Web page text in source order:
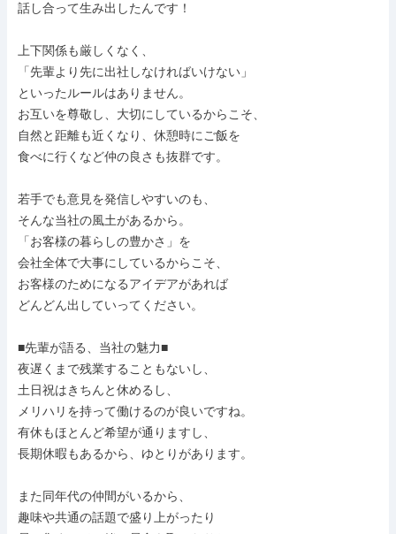
話し合って生み出したんです！
上下関係も厳しくなく、
「先輩より先に出社しなければいけない」
といったルールはありません。
お互いを尊敬し、大切にしているからこそ、
自然と距離も近くなり、休憩時にご飯を
食べに行くなど仲の良さも抜群です。
若手でも意見を発信しやすいのも、
そんな当社の風土があるから。
「お客様の暮らしの豊かさ」を
会社全体で大事にしているからこそ、
お客様のためになるアイデアがあれば
どんどん出していってください。
■先輩が語る、当社の魅力■
夜遅くまで残業することもないし、
土日祝はきちんと休めるし、
メリハリを持って働けるのが良いですね。
有休もほとんど希望が通りますし、
長期休暇もあるから、ゆとりがあります。
また同年代の仲間がいるから、
趣味や共通の話題で盛り上がったり